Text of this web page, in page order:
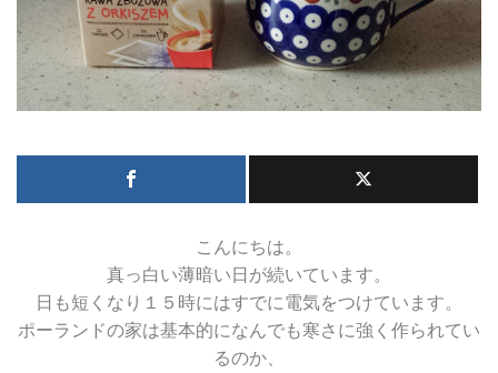
こんにちは。
真っ白い薄暗い日が続いています。
日も短くなり１５時にはすでに電気をつけています。
ポーランドの家は基本的になんでも寒さに強く作られてい
るのか、